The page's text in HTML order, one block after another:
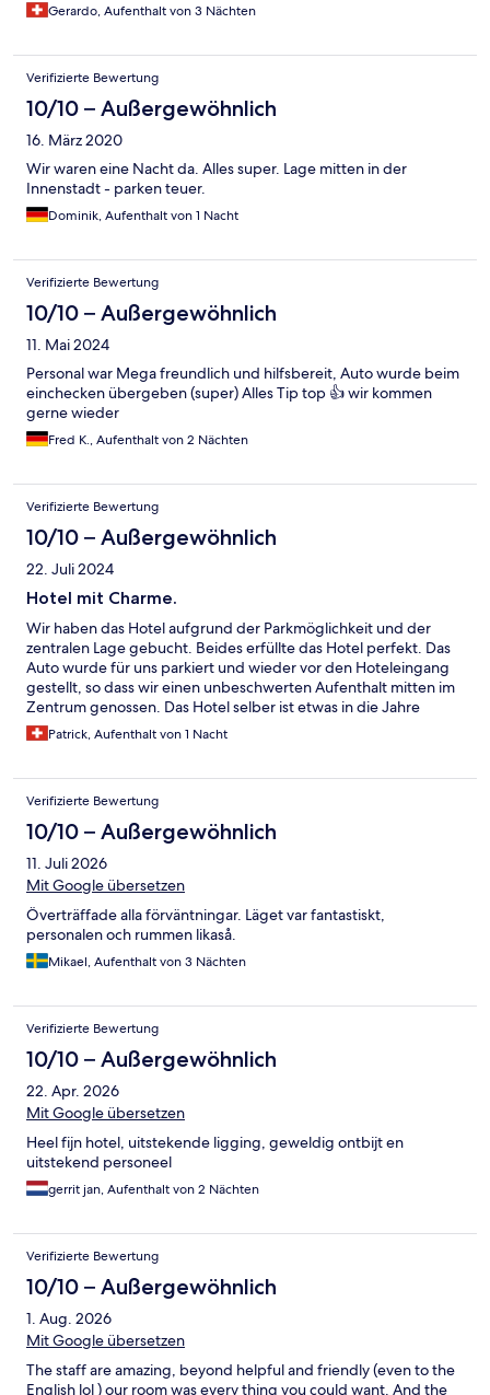
Gerardo, Aufenthalt von 3 Nächten
Verifizierte Bewertung
10/10 – Außergewöhnlich
16. März 2020
Wir waren eine Nacht da. Alles super. Lage mitten in der
Innenstadt - parken teuer.
Dominik, Aufenthalt von 1 Nacht
Verifizierte Bewertung
10/10 – Außergewöhnlich
11. Mai 2024
Personal war Mega freundlich und hilfsbereit, Auto wurde beim
einchecken übergeben (super) Alles Tip top 👍 wir kommen
gerne wieder
Fred K., Aufenthalt von 2 Nächten
Verifizierte Bewertung
10/10 – Außergewöhnlich
22. Juli 2024
Hotel mit Charme.
Wir haben das Hotel aufgrund der Parkmöglichkeit und der
zentralen Lage gebucht. Beides erfüllte das Hotel perfekt. Das
Auto wurde für uns parkiert und wieder vor den Hoteleingang
gestellt, so dass wir einen unbeschwerten Aufenthalt mitten im
Zentrum genossen. Das Hotel selber ist etwas in die Jahre
gekommen, was einen gewissen Charme ausstrahlte.
Patrick, Aufenthalt von 1 Nacht
Verifizierte Bewertung
10/10 – Außergewöhnlich
11. Juli 2026
Mit Google übersetzen
Överträffade alla förväntningar. Läget var fantastiskt,
personalen och rummen likaså.
Mikael, Aufenthalt von 3 Nächten
Verifizierte Bewertung
10/10 – Außergewöhnlich
22. Apr. 2026
Mit Google übersetzen
Heel fijn hotel, uitstekende ligging, geweldig ontbijt en
uitstekend personeel
gerrit jan, Aufenthalt von 2 Nächten
Verifizierte Bewertung
10/10 – Außergewöhnlich
1. Aug. 2026
Mit Google übersetzen
The staff are amazing, beyond helpful and friendly (even to the
English lol ) our room was every thing you could want. And the